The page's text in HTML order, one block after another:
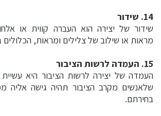
14. שידור
שידור של יצירה הוא העברה קווית או
מראות או שילוב של צלילים ומראות, הכלולים
15. העמדה לרשות הציבור
העמדה של יצירה לרשות הציבור היא
שלאנשים מקרב הציבור תהיה גישה אליה
בחירתם.